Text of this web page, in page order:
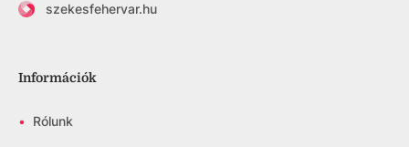
szekesfehervar.hu
Információk
• Rólunk